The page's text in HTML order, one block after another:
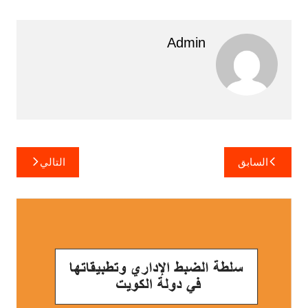
Admin
تصفّح
المقالات
السابق التالي